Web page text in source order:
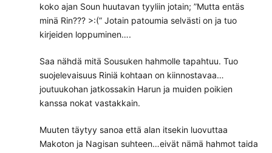
koko ajan Soun huutavan tyyliin jotain; ”Mutta entäs
minä Rin??? >:(” Jotain patoumia selvästi on ja tuo
kirjeiden loppuminen….
Saa nähdä mitä Sousuken hahmolle tapahtuu. Tuo
suojelevaisuus Riniä kohtaan on kiinnostavaa…
joutuukohan jatkossakin Harun ja muiden poikien
kanssa nokat vastakkain.
Muuten täytyy sanoa että alan itsekin luovuttaa
Makoton ja Nagisan suhteen…eivät nämä hahmot taida